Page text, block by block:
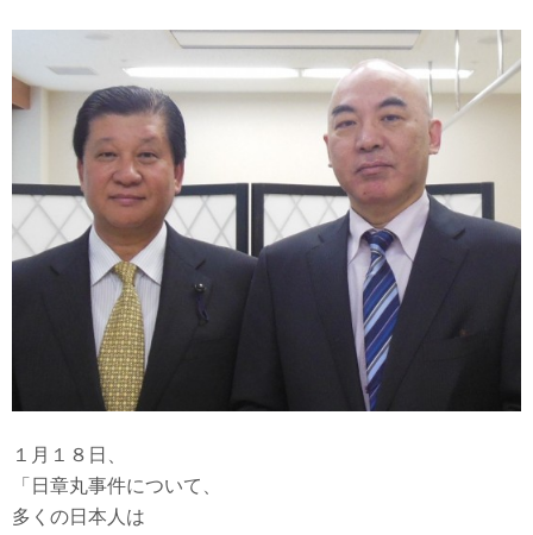
１月１８日、
「日章丸事件について、
多くの日本人は